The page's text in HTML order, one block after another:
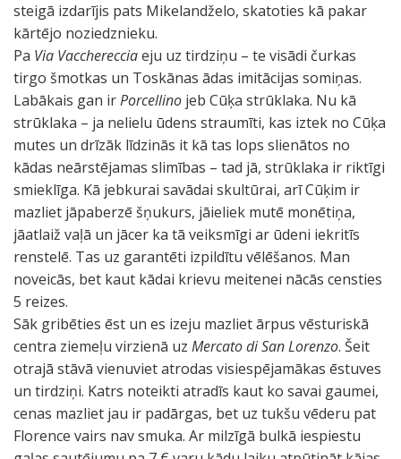
steigā izdarījis pats Mikelandželo, skatoties kā pakar
kārtējo noziedznieku.
Pa Via Vaccherecciaeju uz tirdziņu – te visādi čurkas
tirgo šmotkas un Toskānas ādas imitācijas somiņas.
Labākais gan irPorcellino jeb Cūķa strūklaka. Nu kā
strūklaka – ja nelielu ūdens straumīti, kas iztek no Cūķa
mutes un drīzāk līdzinās it kā tas lops slienātos no
kādas neārstējamas slimības – tad jā, strūklaka ir riktīgi
smieklīga. Kā jebkurai savādai skultūrai, arī Cūķim ir
mazliet jāpaberzē šņukurs, jāieliek mutē monētiņa,
jāatlaiž vaļā un jācer ka tā veiksmīgi ar ūdeni iekritīs
renstelē. Tas uz garantēti izpildītu vēlēšanos. Man
noveicās, bet kaut kādai krievu meitenei nācās censties
5 reizes.
Sāk gribēties ēst un es izeju mazliet ārpus vēsturiskā
centra ziemeļu virzienā uz Mercato di San Lorenzo. Šeit
otrajā stāvā vienuviet atrodas visiespējamākas ēstuves
un tirdziņi. Katrs noteikti atradīs kaut ko savai gaumei,
cenas mazliet jau ir padārgas, bet uz tukšu vēderu pat
Florence vairs nav smuka. Ar milzīgā bulkā iespiestu